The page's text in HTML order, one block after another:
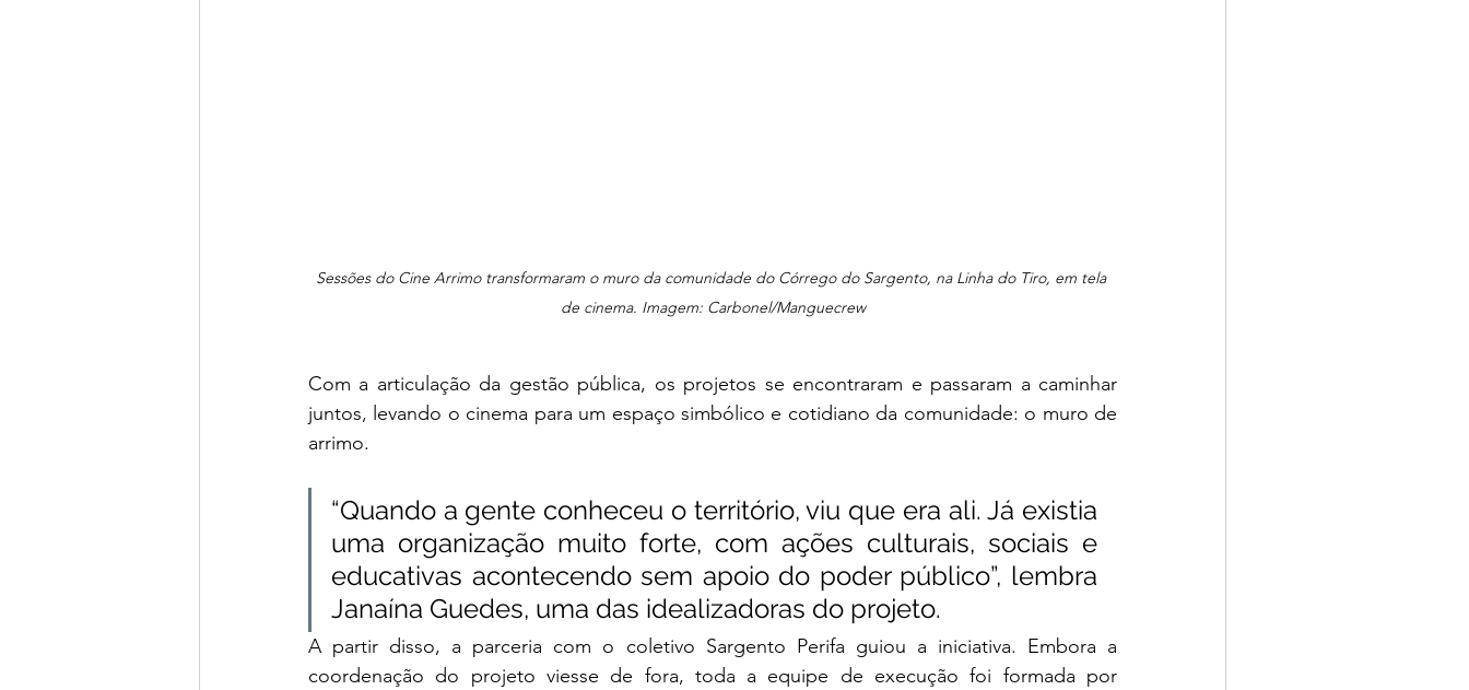
Sessões do Cine Arrimo transformaram o muro da comunidade do Córrego do Sargento, na Linha do Tiro, em tela
de cinema. Imagem: Carbonel/Manguecrew
Com a articulação da gestão pública, os projetos se encontraram e passaram a caminhar
juntos, levando o cinema para um espaço simbólico e cotidiano da comunidade: o muro de
arrimo.
“Quando a gente conheceu o território, viu que era ali. Já existia
uma organização muito forte, com ações culturais, sociais e
educativas acontecendo sem apoio do poder público”, lembra
Janaína Guedes, uma das idealizadoras do projeto.
A partir disso, a parceria com o coletivo Sargento Perifa guiou a iniciativa. Embora a
coordenação do projeto viesse de fora, toda a equipe de execução foi formada por